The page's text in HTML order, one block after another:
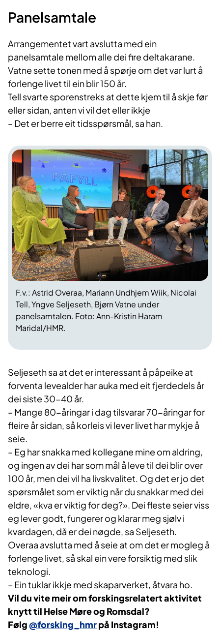
Panelsamtale
Arrangementet vart avslutta med ein
panelsamtale mellom alle dei fire deltakarane.
Vatne sette tonen med å spørje om det var lurt å
forlenge livet til ein blir 150 år.
Tell svarte sporenstreks at dette kjem til å skje før
eller sidan, anten vi vil det eller ikkje
– Det er berre eit tidsspørsmål, sa han.
F.v.: Astrid Overaa, Mariann Undhjem Wiik, Nicolai
Tell, Yngve Seljeseth, Bjørn Vatne under
panelsamtalen. Foto: Ann-Kristin Haram
Maridal/HMR.
Seljeseth sa at det er interessant å påpeike at
forventa levealder har auka med eit fjerdedels år
dei siste 30-40 år.
– Mange 80-åringar i dag tilsvarar 70-åringar for
fleire år sidan, så korleis vi lever livet har mykje å
seie.
– Eg har snakka med kollegane mine om aldring,
og ingen av dei har som mål å leve til dei blir over
100 år, men dei vil ha livskvalitet. Og det er jo det
spørsmålet som er viktig når du snakkar med dei
eldre, «kva er viktig for deg?». Dei fleste seier viss
eg lever godt, fungerer og klarar meg sjølv i
kvardagen, då er dei nøgde, sa Seljeseth.
Overaa avslutta med å seie at om det er mogleg å
forlenge livet, så skal ein vere forsiktig med slik
teknologi.
– Ein tuklar ikkje med skaparverket, åtvara ho.
Vil du vite meir om forskingsrelatert aktivitet
knytt til Helse Møre og Romsdal?
Følg@forsking_hmr​på Instagram!